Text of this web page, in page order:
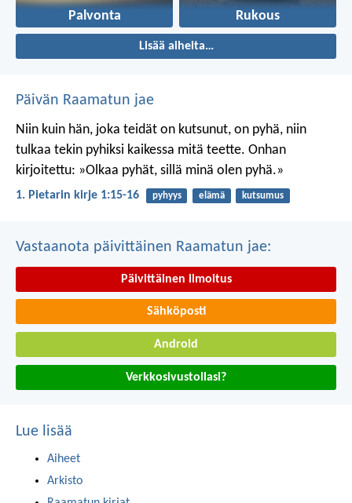
Palvonta Rukous
Lisää aiheita…
Päivän Raamatun jae
Niin kuin hän, joka teidät on kutsunut, on pyhä, niin
tulkaa tekin pyhiksi kaikessa mitä teette. Onhan
kirjoitettu: »Olkaa pyhät, sillä minä olen pyhä.»
1. Pietarin kirje 1:15-16 pyhyys elämä kutsumus
Vastaanota päivittäinen Raamatun jae:
Päivittäinen ilmoitus
Sähköposti
Android
Verkkosivustollasi?
Lue lisää
Aiheet
Arkisto